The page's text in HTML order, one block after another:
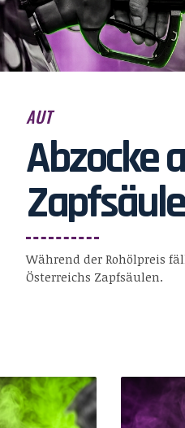
AUT
Abzocke
Während der Rohölpreis
Österreichs Zapfsäulen.